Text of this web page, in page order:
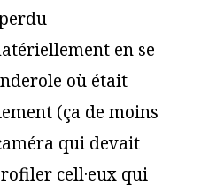
en se
où était
(ça de moins
qui devait
cell·eux qui